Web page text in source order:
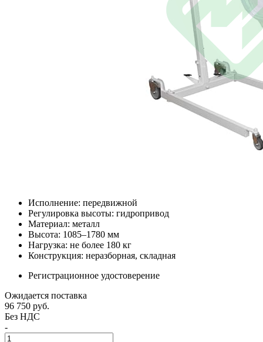
Исполнение: передвижной
Регулировка высоты: гидропривод
Материал: металл
Высота: 1085–1780 мм
Нагрузка: не более 180 кг
Конструкция: неразборная, складная
Регистрационное удостоверение
Ожидается поставка
96 750 руб.
Без НДС
-